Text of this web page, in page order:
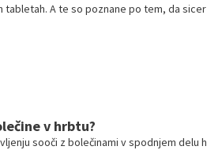
A te so poznane po tem, da
v hrbtu?
sooči z bolečinami v spodnjem delu